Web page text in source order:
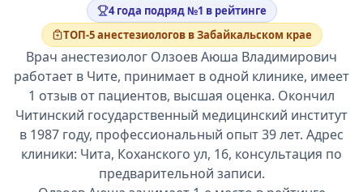
4 года подряд №1 в рейтинге
ТОП-5 анестезиологов в Забайкальском крае
Врач анестезиолог Олзоев Аюша Владимирович
работает в Чите, принимает в одной клинике, имеет
1 отзыв от пациентов, высшая оценка. Окончил
Читинский государственный медицинский институт
в 1987 году, профессиональный опыт 39 лет. Адрес
клиники: Чита, Коханского ул, 16, консультация по
предварительной записи.